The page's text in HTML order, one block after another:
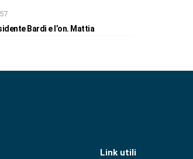
Bardi e l’on. Mattia
Link utili